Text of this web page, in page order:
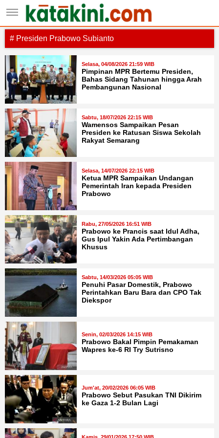
# Presiden Prabowo Subianto
Selasa, 04/08/2026 21:59 WIB
Pimpinan MPR Bertemu Presiden,
Bahas Sidang Tahunan hingga Arah
Pembangunan Nasional
Sabtu, 18/07/2026 22:15 WIB
Wamensos Sampaikan Pesan
Presiden ke Ratusan Siswa Sekolah
Rakyat Semarang
Selasa, 14/07/2026 22:15 WIB
Ketua MPR Sampaikan Undangan
Pemerintah Iran kepada Presiden
Prabowo
Rabu, 27/05/2026 16:51 WIB
Prabowo ke Prancis saat Idul Adha,
Gus Ipul Yakin Ada Pertimbangan
Khusus
Sabtu, 14/03/2026 05:05 WIB
Penuhi Pasar Domestik, Prabowo
Perintahkan Baru Bara dan CPO Tak
Diekspor
Senin, 02/03/2026 14:15 WIB
Prabowo Bakal Pimpin Pemakaman
Wapres ke-6 RI Try Sutrisno
Jum'at, 20/02/2026 06:05 WIB
Prabowo Sebut Pasukan TNI Dikirim
ke Gaza 1-2 Bulan Lagi